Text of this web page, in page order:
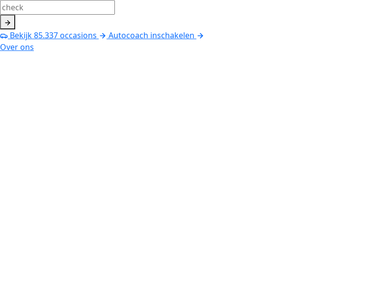
Bekijk85.337occasions
Autocoach inschakelen
Over ons